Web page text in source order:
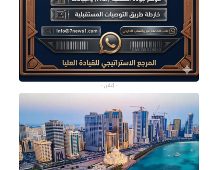
- إعلان -